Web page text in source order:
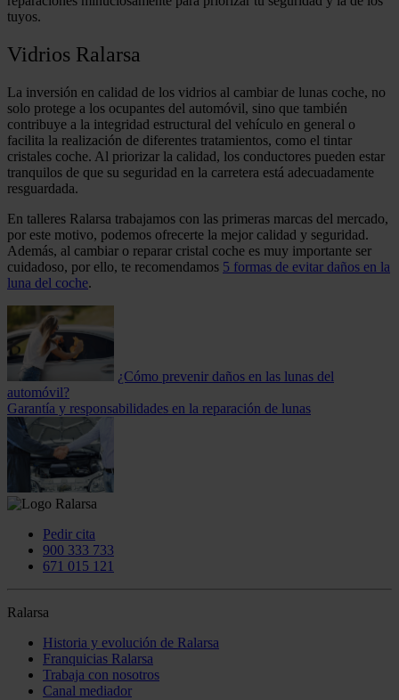
tuyos.
Vidrios Ralarsa
La inversión en calidad de los vidrios al cambiar de lunas coche, no
solo protege a los ocupantes del automóvil, sino que también
contribuye a la integridad estructural del vehículo en general o
facilita la realización de diferentes tratamientos, como el tintar
cristales coche. Al priorizar la calidad, los conductores pueden estar
tranquilos de que su seguridad en la carretera está adecuadamente
resguardada.
En talleres Ralarsa trabajamos con las primeras marcas del mercado,
por este motivo, podemos ofrecerte la mejor calidad y seguridad.
Además, al cambiar o reparar cristal coche es muy importante ser
cuidadoso, por ello, te recomendamos 5 formas de evitar daños en la
luna del coche.
¿Cómo prevenir daños en las lunas del
automóvil?
Garantía y responsabilidades en la reparación de lunas
Pedir cita
900 333 733
671 015 121
Ralarsa
Historia y evolución de Ralarsa
Franquicias Ralarsa
Trabaja con nosotros
Canal mediador